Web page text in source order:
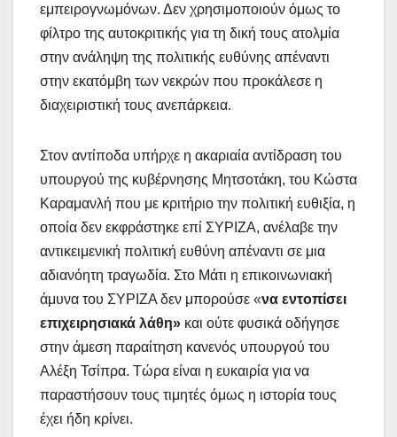
εμπειρογνωμόνων. Δεν χρησιμοποιούν όμως το
φίλτρο της αυτοκριτικής για τη δική τους ατολμία
στην ανάληψη της πολιτικής ευθύνης απέναντι
στην εκατόμβη των νεκρών που προκάλεσε η
διαχειριστική τους ανεπάρκεια.
Στον αντίποδα υπήρχε η ακαριαία αντίδραση του
υπουργού της κυβέρνησης Μητσοτάκη, του Κώστα
Καραμανλή που με κριτήριο την πολιτική ευθιξία, η
οποία δεν εκφράστηκε επί ΣΥΡΙΖΑ, ανέλαβε την
αντικειμενική πολιτική ευθύνη απέναντι σε μια
αδιανόητη τραγωδία. Στο Μάτι η επικοινωνιακή
άμυνα του ΣΥΡΙΖΑ δεν μπορούσε «να εντοπίσει
επιχειρησιακά λάθη» και ούτε φυσικά οδήγησε
στην άμεση παραίτηση κανενός υπουργού του
Αλέξη Τσίπρα. Τώρα είναι η ευκαιρία για να
παραστήσουν τους τιμητές όμως η ιστορία τους
έχει ήδη κρίνει.